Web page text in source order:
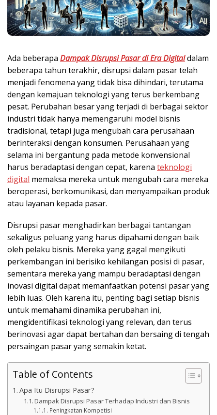
Ada beberapa Dampak Disrupsi Pasar di Era Digitaldalam
beberapa tahun terakhir, disrupsi dalam pasar telah
menjadi fenomena yang tidak bisa dihindari, terutama
dengan kemajuan teknologi yang terus berkembang
pesat. Perubahan besar yang terjadi di berbagai sektor
industri tidak hanya memengaruhi model bisnis
tradisional, tetapi juga mengubah cara perusahaan
berinteraksi dengan konsumen. Perusahaan yang
selama ini bergantung pada metode konvensional
harus beradaptasi dengan cepat, karena teknologi
digital memaksa mereka untuk mengubah cara mereka
beroperasi, berkomunikasi, dan menyampaikan produk
atau layanan kepada pasar.
Disrupsi pasar menghadirkan berbagai tantangan
sekaligus peluang yang harus dipahami dengan baik
oleh pelaku bisnis. Mereka yang gagal mengikuti
perkembangan ini berisiko kehilangan posisi di pasar,
sementara mereka yang mampu beradaptasi dengan
inovasi digital dapat memanfaatkan potensi pasar yang
lebih luas. Oleh karena itu, penting bagi setiap bisnis
untuk memahami dinamika perubahan ini,
mengidentifikasi teknologi yang relevan, dan terus
berinovasi agar dapat bertahan dan bersaing di tengah
persaingan pasar yang semakin ketat.
Table of Contents
Apa Itu Disrupsi Pasar?
Dampak Disrupsi Pasar Terhadap Industri dan Bisnis
Peningkatan Kompetisi